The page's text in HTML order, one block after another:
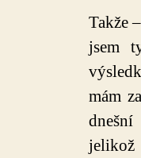
Takže
jsem
mám
jelikož